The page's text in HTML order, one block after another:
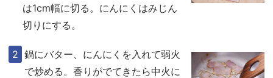
は1cm幅に切る。にんにくはみじん
切りにする。
鍋にバター、にんにくを入れて弱火
で炒める。香りがでてきたら中火に